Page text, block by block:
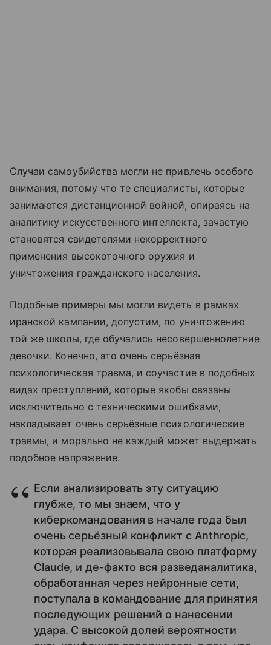
Случаи самоубийства могли не привлечь особого
внимания, потому что те специалисты, которые
занимаются дистанционной войной, опираясь на
аналитику искусственного интеллекта, зачастую
становятся свидетелями некорректного
применения высокоточного оружия и
уничтожения гражданского населения.
Подобные примеры мы могли видеть в рамках
иранской кампании, допустим, по уничтожению
той же школы, где обучались несовершеннолетние
девочки. Конечно, это очень серьёзная
психологическая травма, и соучастие в подобных
видах преступлений, которые якобы связаны
исключительно с техническими ошибками,
накладывает очень серьёзные психологические
травмы, и морально не каждый может выдержать
подобное напряжение.
Если анализировать эту ситуацию
глубже, то мы знаем, что у
киберкомандования в начале года был
очень серьёзный конфликт с Anthropic,
которая реализовывала свою платформу
Claude, и де-факто вся разведаналитика,
обработанная через нейронные сети,
поступала в командование для принятия
последующих решений о нанесении
удара. С высокой долей вероятности